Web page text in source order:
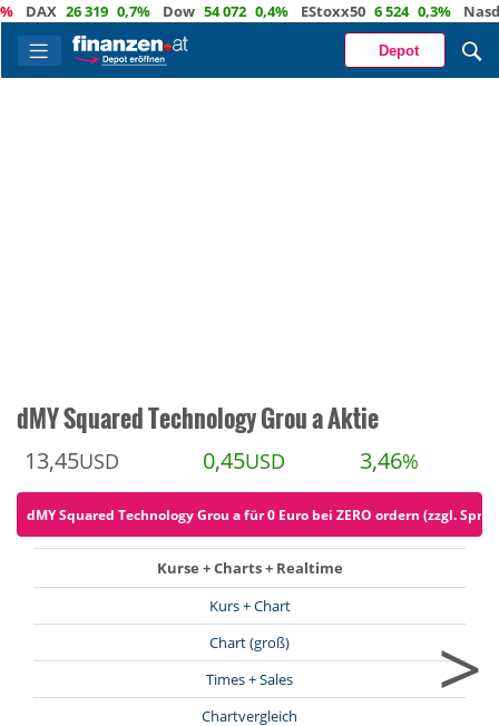
26 319 0,7% Dow 54 072 0,4% EStoxx50 6 524 0,3% Nasdaq
Depot
dMY Squared Technology Grou a Aktie
13,45USD 0,45USD 3,46%
dMY Squared Technology Grou a für 0 Euro bei ZERO ordern (zzgl.
Kurse + Charts + Realtime
Kurs + Chart
Chart (groß)
Times + Sales
Chartvergleich
>